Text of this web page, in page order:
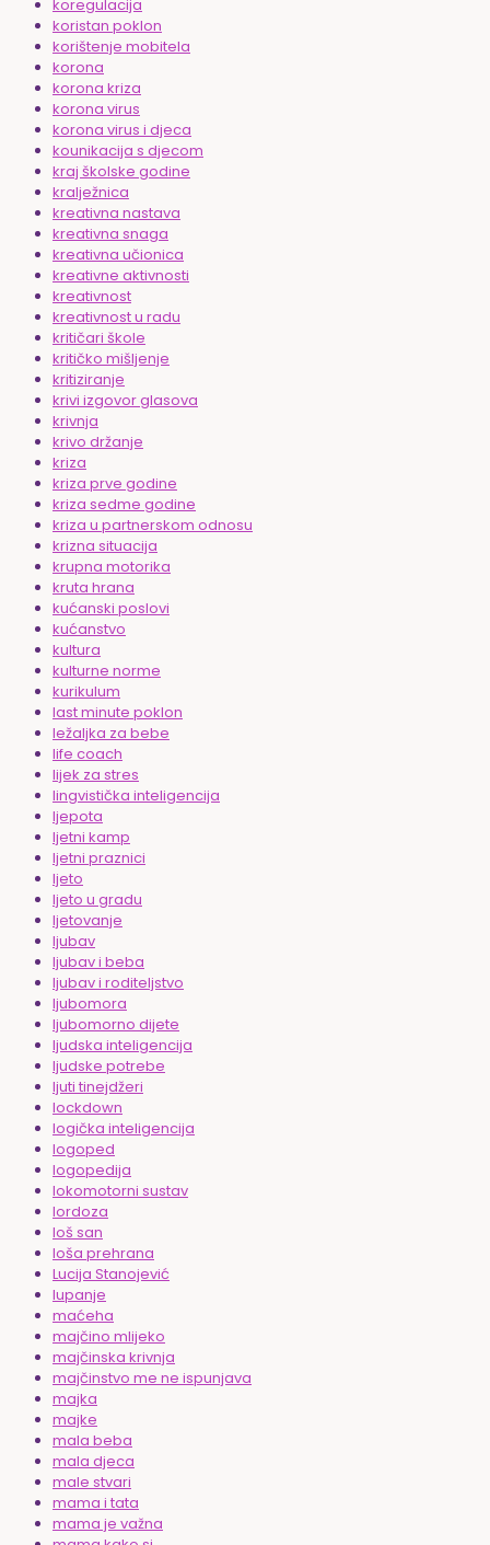
koregulacija
koristan poklon
korištenje mobitela
korona
korona kriza
korona virus
korona virus i djeca
kounikacija s djecom
kraj školske godine
kralježnica
kreativna nastava
kreativna snaga
kreativna učionica
kreativne aktivnosti
kreativnost
kreativnost u radu
kritičari škole
kritičko mišljenje
kritiziranje
krivi izgovor glasova
krivnja
krivo držanje
kriza
kriza prve godine
kriza sedme godine
kriza u partnerskom odnosu
krizna situacija
krupna motorika
kruta hrana
kućanski poslovi
kućanstvo
kultura
kulturne norme
kurikulum
last minute poklon
ležaljka za bebe
life coach
lijek za stres
lingvistička inteligencija
ljepota
ljetni kamp
ljetni praznici
ljeto
ljeto u gradu
ljetovanje
ljubav
ljubav i beba
ljubav i roditeljstvo
ljubomora
ljubomorno dijete
ljudska inteligencija
ljudske potrebe
ljuti tinejdžeri
lockdown
logička inteligencija
logoped
logopedija
lokomotorni sustav
lordoza
loš san
loša prehrana
Lucija Stanojević
lupanje
maćeha
majčino mlijeko
majčinska krivnja
majčinstvo me ne ispunjava
majka
majke
mala beba
mala djeca
male stvari
mama i tata
mama je važna